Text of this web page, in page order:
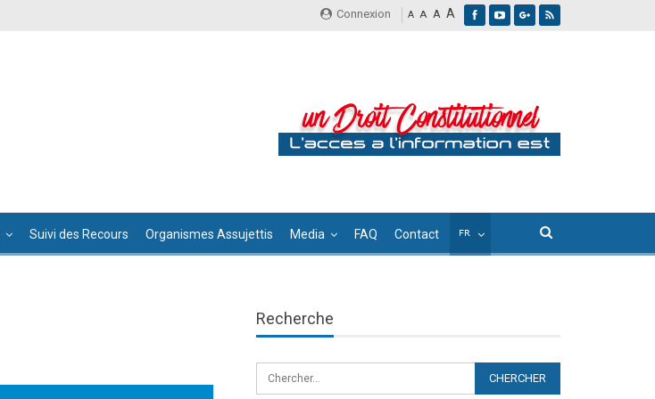
Connexion A A A A
Suivi des Recours Organismes Assujettis Media FAQ Contact
Recherche